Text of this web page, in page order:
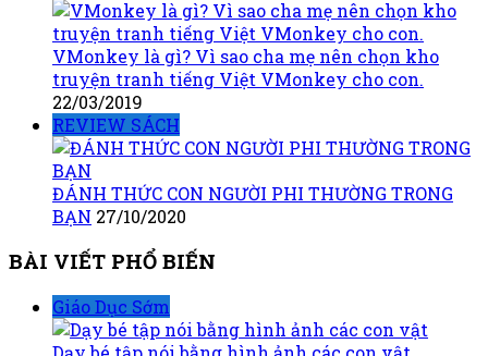
VMonkey là gì? Vì sao cha mẹ nên chọn kho
truyện tranh tiếng Việt VMonkey cho con.
22/03/2019
REVIEW SÁCH
ĐÁNH THỨC CON NGƯỜI PHI THƯỜNG TRONG
BẠN 27/10/2020
BÀI VIẾT PHỔ BIẾN
Giáo Dục Sớm